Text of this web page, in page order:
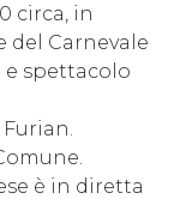
circa, in
del Carnevale
e spettacolo
è in diretta